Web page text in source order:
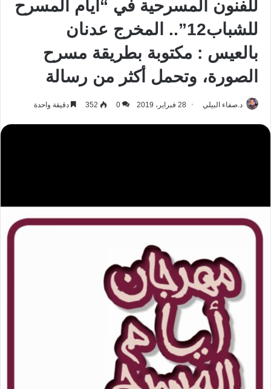
للفنون المسرحية في “أيام المسرح
للشباب12”.. المخرج عدنان
بالعيس : مكتوبة بطريقة مسرح
الصورة، وتحمل أكثر من رسالة
د.صفاء البيلي 28 فبراير، 2019 0
352 دقيقة واحدة